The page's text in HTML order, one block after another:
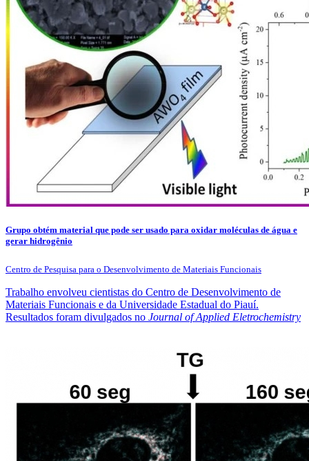
Grupo obtém material que pode ser usado para oxidar moléculas de água e
gerar hidrogênio
Centro de Pesquisa para o Desenvolvimento de Materiais Funcionais
Trabalho envolveu cientistas do Centro de Desenvolvimento de
Materiais Funcionais e da Universidade Estadual do Piauí.
Resultados foram divulgados no Journal of Applied Eletrochemistry